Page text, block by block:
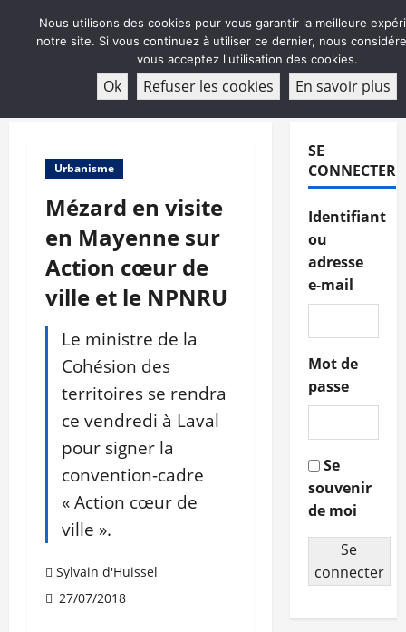
ABONNEMENT
Urbanisme
Mézard en visite
en Mayenne sur
Action cœur de
ville et le NPNRU
Le ministre de la
Cohésion des
territoires se rendra
ce vendredi à Laval
pour signer la
convention-cadre
« Action cœur de
ville ».
Sylvain d'Huissel
27/07/2018
SE
CONNECTER
Identifiant
ou
adresse
e-mail
Mot de
passe
Se
souvenir
de moi
Se
connecter
Nous utilisons des cookies pour vous garantir la meilleure
notre site. Si vous continuez à utiliser ce dernier, nous
vous acceptez l'utilisation des cookies.
Ok Refuser les cookies En savoir plus